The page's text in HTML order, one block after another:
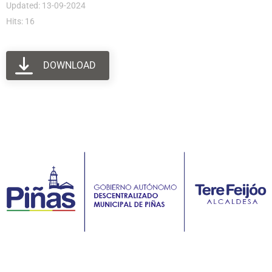
Updated: 13-09-2024
Hits: 16
DOWNLOAD